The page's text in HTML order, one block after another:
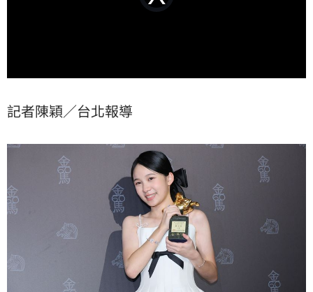
loading.
記者陳穎／台北報導